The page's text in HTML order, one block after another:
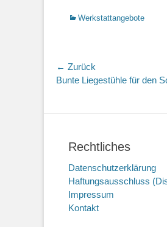
Kategorien
Werkstattangebote
← Zurück
Vorheriger
Bunte Liegestühle für den
Rechtliches
Datenschutzerklärung
Haftungsausschluss
Impressum
Kontakt